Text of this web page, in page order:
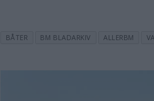
BÅTER BM BLADARKIV ALLERBM